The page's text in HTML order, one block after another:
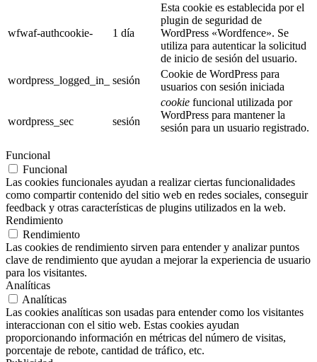
wfwaf-authcookie- 1 día
Esta cookie es establecida por el
plugin de seguridad de
WordPress «Wordfence». Se
utiliza para autenticar la solicitud
de inicio de sesión del usuario.
wordpress_logged_in_
sesión
Cookie de WordPress para
usuarios con sesión iniciada
wordpress_sec sesión
cookie funcional utilizada por
WordPress para mantener la
sesión para un usuario registrado.
Funcional
Funcional
Las cookies funcionales ayudan a realizar ciertas funcionalidades
como compartir contenido del sitio web en redes sociales, conseguir
feedback y otras características de plugins utilizados en la web.
Rendimiento
Rendimiento
Las cookies de rendimiento sirven para entender y analizar puntos
clave de rendimiento que ayudan a mejorar la experiencia de usuario
para los visitantes.
Analíticas
Analíticas
Las cookies analíticas son usadas para entender como los visitantes
interaccionan con el sitio web. Estas cookies ayudan
proporcionando información en métricas del número de visitas,
porcentaje de rebote, cantidad de tráfico, etc.